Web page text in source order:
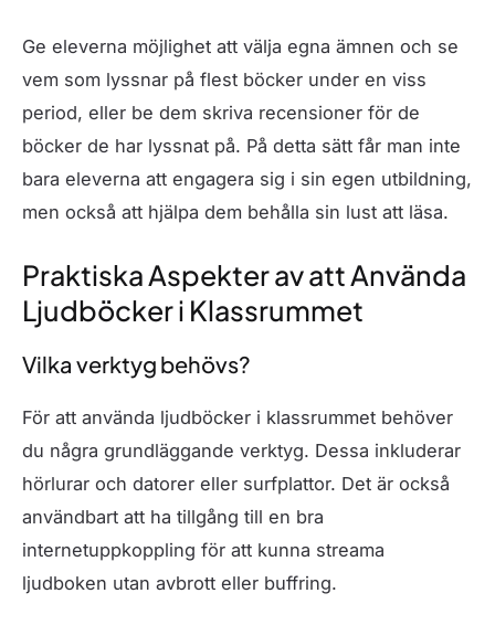
Ge eleverna möjlighet att välja egna ämnen och se
vem som lyssnar på flest böcker under en viss
period, eller be dem skriva recensioner för de
böcker de har lyssnat på. På detta sätt får man inte
bara eleverna att engagera sig i sin egen utbildning,
men också att hjälpa dem behålla sin lust att läsa.
Praktiska Aspekter av att Använda
Ljudböcker i Klassrummet
Vilka verktyg behövs?
För att använda ljudböcker i klassrummet behöver
du några grundläggande verktyg. Dessa inkluderar
hörlurar och datorer eller surfplattor. Det är också
användbart att ha tillgång till en bra
internetuppkoppling för att kunna streama
ljudboken utan avbrott eller buffring.